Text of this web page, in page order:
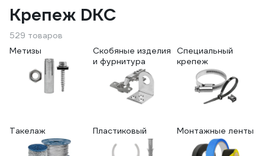
Крепеж DKC
529 товаров
Метизы
Скобяные изделия
и фурнитура
Специальный
крепеж
Такелаж Пластиковый Монтажные ленты